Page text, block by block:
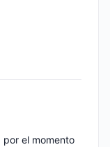
el momento